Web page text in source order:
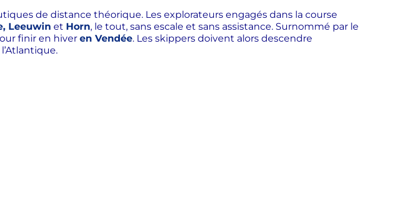
de distance théorique. Les explorateurs engagés dans la course
Leeuwin et Horn, le tout, sans escale et sans assistance. Surnommé par le
finir en hiver en Vendée. Les skippers doivent alors descendre